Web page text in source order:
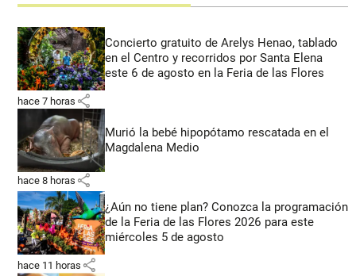
Concierto gratuito de Arelys Henao, tablado
en el Centro y recorridos por Santa Elena
este 6 de agosto en la Feria de las Flores
hace 7 horas share
Murió la bebé hipopótamo rescatada en el
Magdalena Medio
hace 8 horas share
¿Aún no tiene plan? Conozca la programación
de la Feria de las Flores 2026 para este
miércoles 5 de agosto
hace 11 horas share